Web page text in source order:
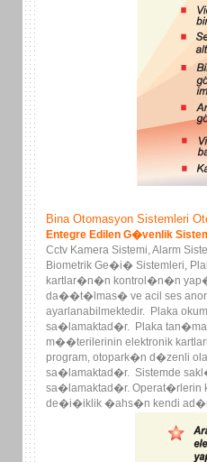
Bina Otomasyon Sistemleri
Entegre Edilen G�venlik
Cctv Kamera Sistemi, Alarm
Biometrik Ge�i� Sistemleri,
kartlar�n�n kontrol�n�n
da��t�lmas� ve acil ses
ayarlanabilmektedir. Plaka
sa�lamaktad�r. Plaka
m��terilerinin elektronik
program, otopark�n d�zenli
sa�lamaktad�r. Sistemde
sa�lamaktad�r.
de�i�iklik �ahs�n kendi